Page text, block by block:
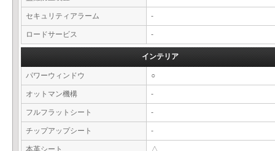
セキュリティアラーム -
ロードサービス -
インテリア
パワーウィンドウ ○
オットマン機構 -
フルフラットシート -
チップアップシート -
本革シート △